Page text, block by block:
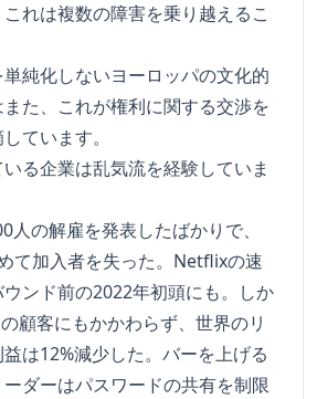
れは複数の障害を乗り越えるこ
純化しないヨーロッパの文化的
た、これが権利に関する交渉を
ています。
る企業は乱気流を経験していま
人の解雇を発表したばかりで、
て加入者を失った。Netflixの速
ンド前の2022年初頭にも。しか
顧客にもかかわらず、世界のリ
は12%減少した。バーを上げる
ダーはパスワードの共有を制限